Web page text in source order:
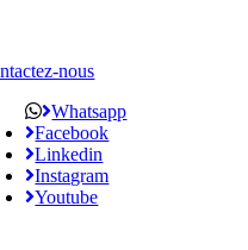
nous
Whatsapp
Facebook
Linkedin
Instagram
Youtube